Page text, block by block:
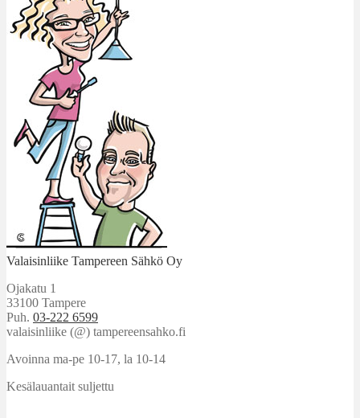
Valaisinliike Tampereen Sähkö Oy
Ojakatu 1
33100 Tampere
Puh. 03-222 6599
valaisinliike (@) tampereensahko.fi
Avoinna ma-pe 10-17, la 10-14
Kesälauantait suljettu